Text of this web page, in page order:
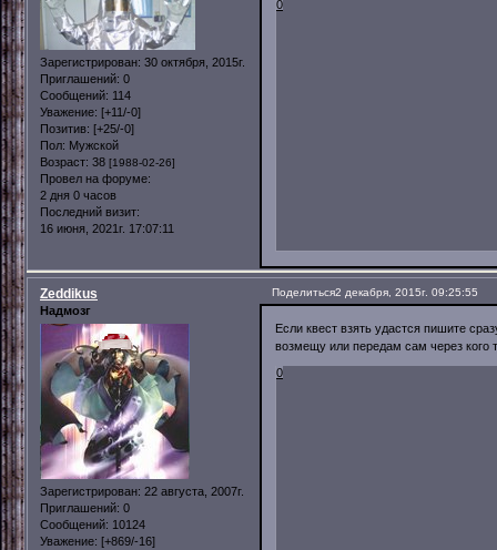
Зарегистрирован: 30 октября, 2015г.
Приглашений: 0
Сообщений: 114
Уважение: [+11/-0]
Позитив: [+25/-0]
Пол: Мужской
Возраст: 38 [1988-02-26]
Провел на форуме:
2 дня 0 часов
Последний визит:
16 июня, 2021г. 17:07:11
0
Поделиться2 декабря, 2015г. 09:25:55
Zeddikus
Надмозг
Зарегистрирован: 22 августа, 2007г.
Приглашений: 0
Сообщений: 10124
Уважение: [+869/-16]
Если квест взять удастся пишите
возмещу или передам сам через кого
0